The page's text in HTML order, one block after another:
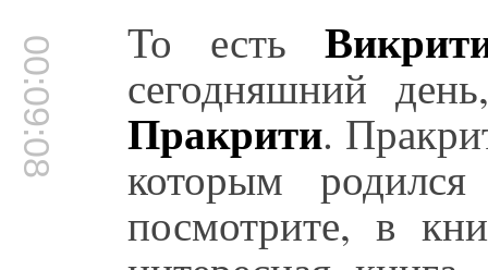
00:09:08 То есть
сегодняшний
Пракрити.
которым
посмотрите, в